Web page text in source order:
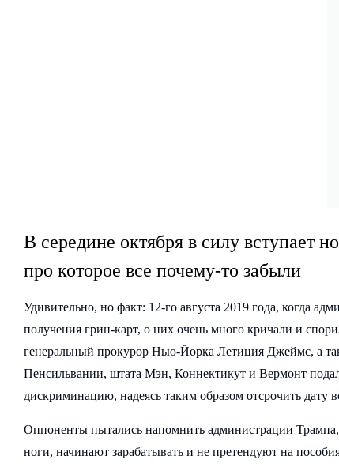
В середине октября в силу вступает
про которое все почему-то забыли
Удивительно, но факт: 12-го августа 2019 года, когда
получения грин-карт, о них очень много кричали и
генеральный прокурор Нью-Йорка Летиция Джеймс, а
Пенсильвании, штата Мэн, Коннектикут и Вермонт
дискриминацию, надеясь таким образом отсрочить дату
Оппоненты пытались напомнить администрации
ноги, начинают зарабатывать и не претендуют на